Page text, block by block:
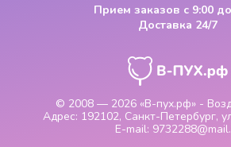
© 2008 — 2026 «В-пух.рф» -
Адрес: 192102, Санкт-Петербург,
E-mail:
Прием заказов с 9:00
Доставка 24/7